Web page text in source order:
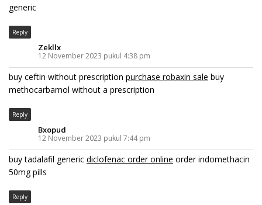
generic
Reply
Zekllx
12 November 2023 pukul 4:38 pm
buy ceftin without prescription purchase robaxin sale buy
methocarbamol without a prescription
Reply
Bxopud
12 November 2023 pukul 7:44 pm
buy tadalafil generic diclofenac order online order indomethacin
50mg pills
Reply